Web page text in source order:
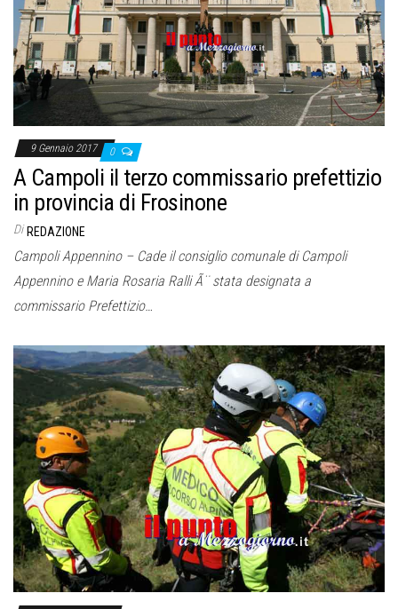
9 Gennaio 2017 0
A Campoli il terzo commissario prefettizio
in provincia di Frosinone
Di REDAZIONE
Campoli Appennino – Cade il consiglio comunale di Campoli
Appennino e Maria Rosaria Ralli Ã¨ stata designata a
commissario Prefettizio…